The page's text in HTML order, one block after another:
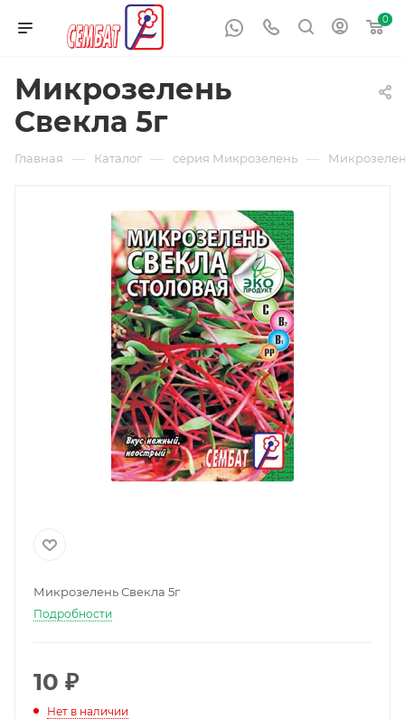
0
Микрозелень
Свекла 5г
Главная — Каталог — серия Микрозелень —
Микрозелень Свекла 5г
Подробности
10 ₽
Нет в наличии